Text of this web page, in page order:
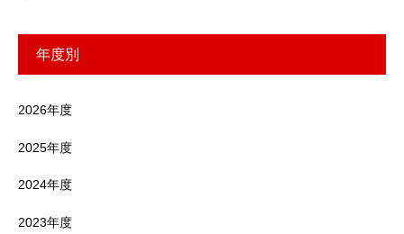
年度別
2026年度
2025年度
2024年度
2023年度